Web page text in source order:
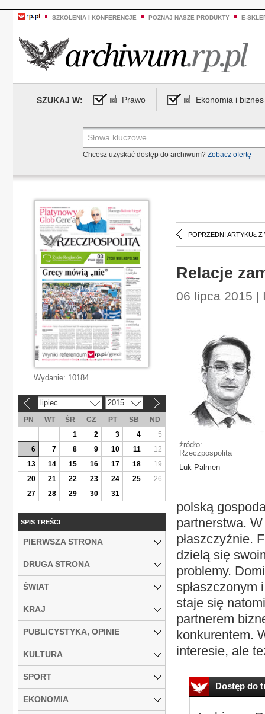
SZKOLENIA I KONFERENCJE POZNAJ NASZE PRODUKTY E-
SZUKAJ W: Prawo Ekonomia i biznes
Chcesz uzyskać dostęp do archiwum? Zobacz ofertę
POPRZEDNI ARTYKUŁ Z
Relacje
06 lipca 2015 |
źródło:
Rzeczpospolita
Luk Palmen
polską
partnerstwa.
płaszczyźnie.
dzielą się
problemy.
spłaszczonym
staje się
partnerem
konkurentem.
interesie, ale
Dostęp do
Wydanie: 10184
lipiec 2015
PN WT ŚR CZ PT SB
ND
1
2 3 4
5
6
7 8 9 10 11
12
13
14 15 16 17 18
19
20
21 22 23 24 25
26
27
28 29 30 31
SPIS TREŚCI
PIERWSZA STRONA
DRUGA STRONA
ŚWIAT
KRAJ
PUBLICYSTYKA, OPINIE
KULTURA
SPORT
EKONOMIA